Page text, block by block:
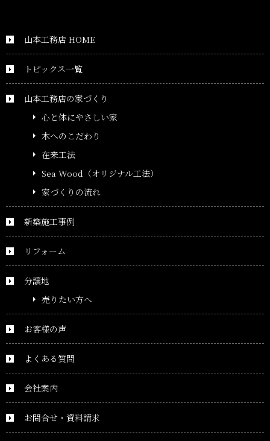
山本工務店 HOME
トピックス一覧
山本工務店の家づくり
心と体にやさしい家
木へのこだわり
在来工法
Sea Wood（オリジナル工法）
家づくりの流れ
新築施工事例
リフォーム
分譲地
売りたい方へ
お客様の声
よくある質問
会社案内
お問合せ・資料請求